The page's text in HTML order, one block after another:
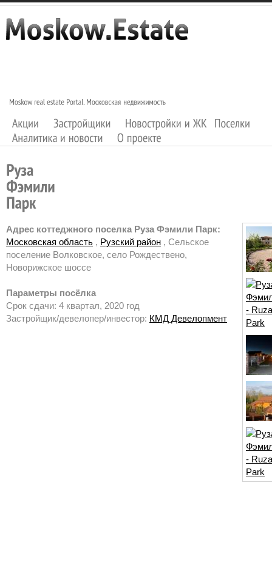
Адрес коттеджного поселка Руза Фэмили Парк:
Московская область , Рузский район , Сельское
поселение Волковское, село Рождествено,
Новорижское шоссе
Параметры посёлка
Срок сдачи: 4 квартал, 2020 год
Застройщик/девелопер/инвестор: КМД Девелопмент